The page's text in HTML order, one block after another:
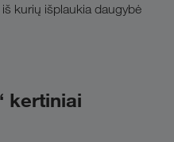
iš kurių išplaukia daugybė
kertiniai